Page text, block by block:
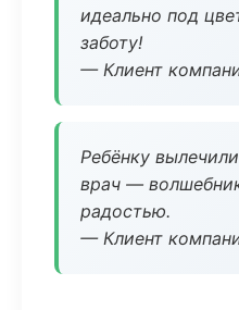
идеально под
заботу!
— Клиент
Ребёнку
врач —
радостью.
— Клиент